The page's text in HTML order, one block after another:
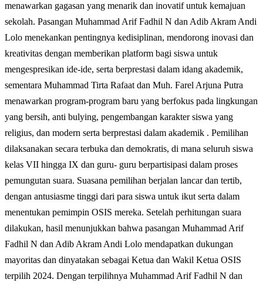
menawarkan gagasan yang menarik dan inovatif untuk kemajuan
sekolah. Pasangan Muhammad Arif Fadhil N dan Adib Akram Andi
Lolo menekankan pentingnya kedisiplinan, mendorong inovasi dan
kreativitas dengan memberikan platform bagi siswa untuk
mengespresikan ide-ide, serta berprestasi dalam idang akademik,
sementara Muhammad Tirta Rafaat dan Muh. Farel Arjuna Putra
menawarkan program-program baru yang berfokus pada lingkungan
yang bersih, anti bulying, pengembangan karakter siswa yang
religius, dan modern serta berprestasi dalam akademik . Pemilihan
dilaksanakan secara terbuka dan demokratis, di mana seluruh siswa
kelas VII hingga IX dan guru- guru berpartisipasi dalam proses
pemungutan suara. Suasana pemilihan berjalan lancar dan tertib,
dengan antusiasme tinggi dari para siswa untuk ikut serta dalam
menentukan pemimpin OSIS mereka. Setelah perhitungan suara
dilakukan, hasil menunjukkan bahwa pasangan Muhammad Arif
Fadhil N dan Adib Akram Andi Lolo mendapatkan dukungan
mayoritas dan dinyatakan sebagai Ketua dan Wakil Ketua OSIS
terpilih 2024. Dengan terpilihnya Muhammad Arif Fadhil N dan